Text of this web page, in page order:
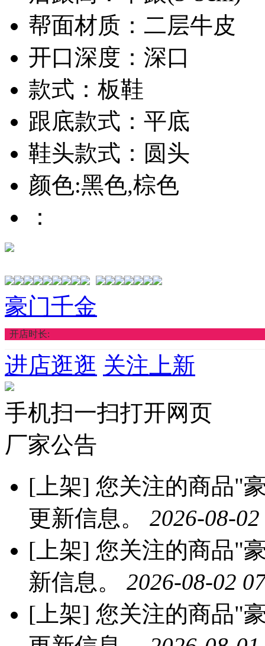
帮面材质：二层牛皮
开口深度：深口
款式：板鞋
跟底款式：平底
鞋头款式：圆头
颜色:黑色,棕色
：
豪门千金
开店时长:
进店逛逛 关注上新
手机扫一扫打开网页
厂家公告
[上架] 您关注的商品"
更新信息。 2026-08-
[上架] 您关注的商品"
新信息。 2026-08-02
[上架] 您关注的商品"